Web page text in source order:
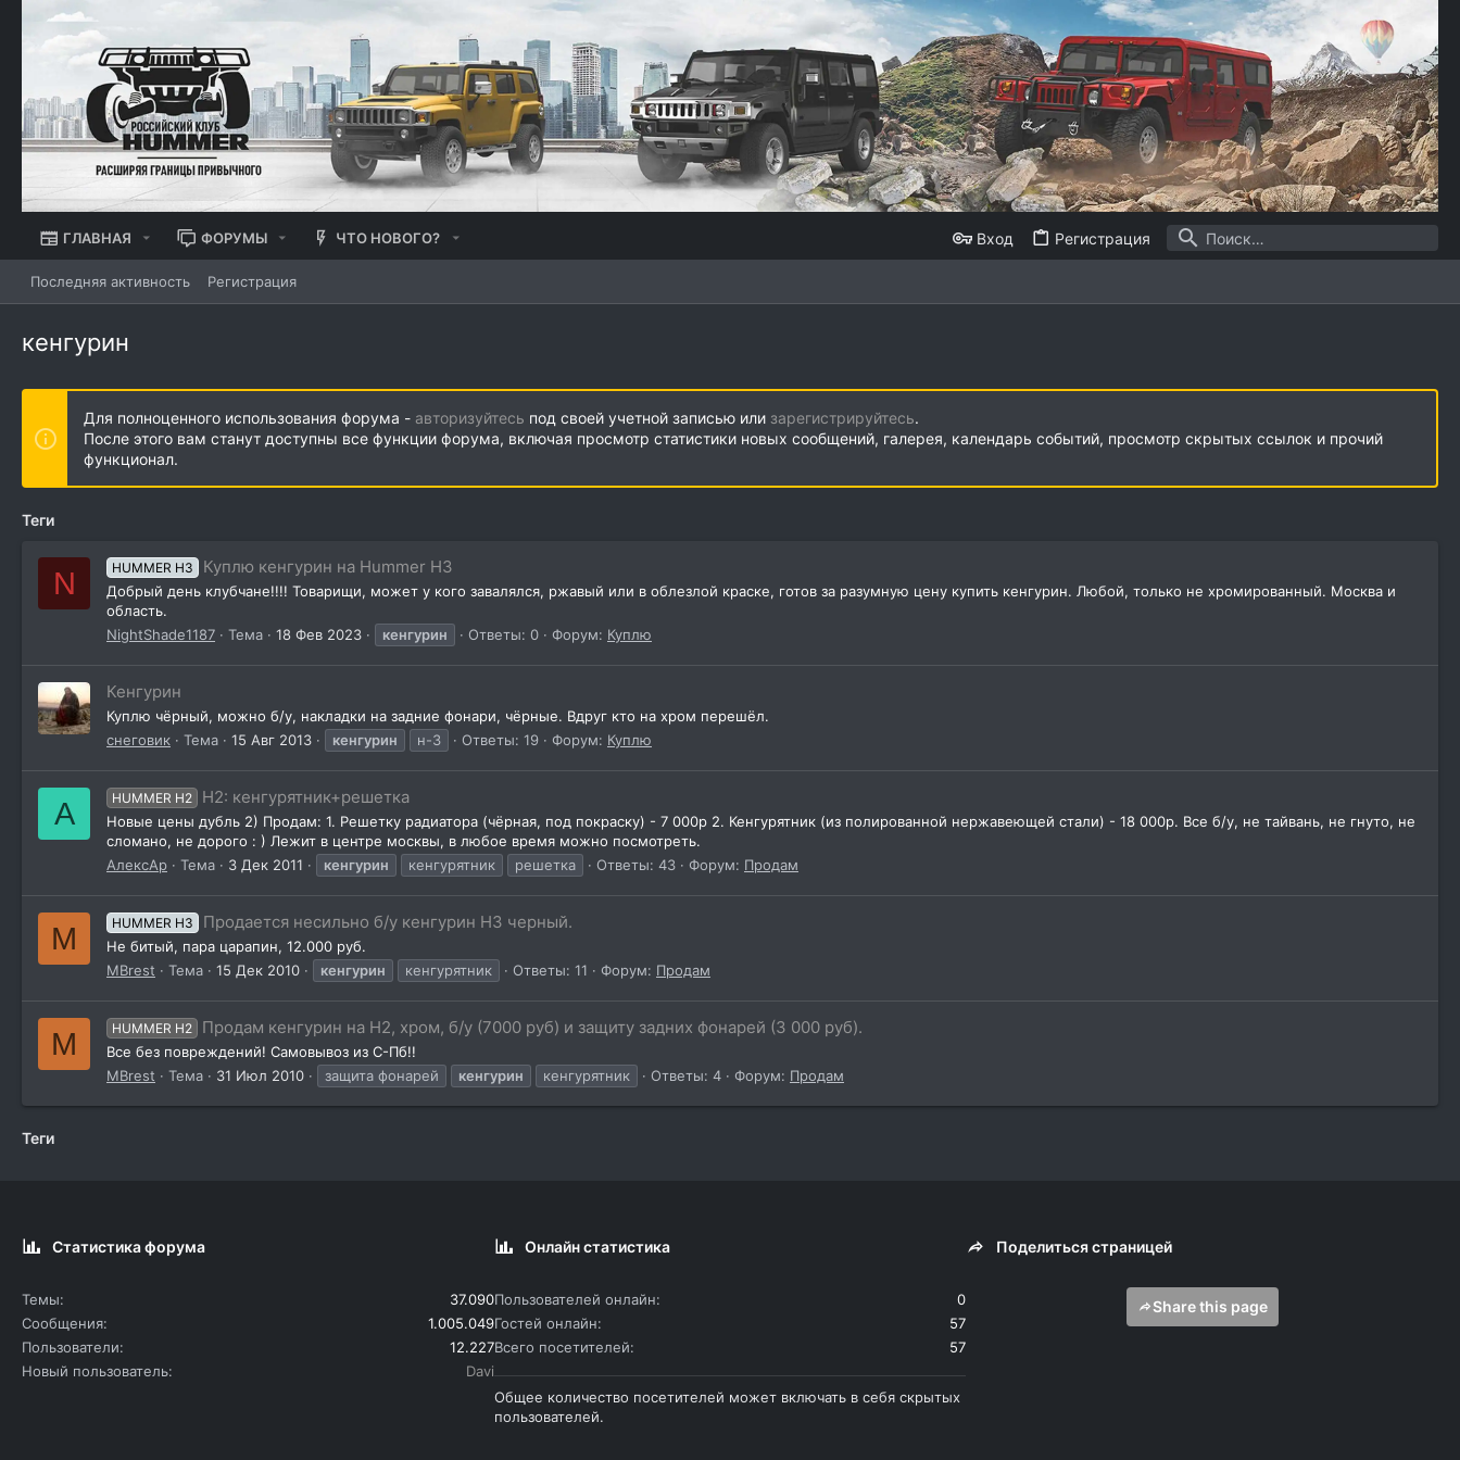
ГЛАВНАЯ ФОРУМЫ ЧТО НОВОГО? Вход Регистрация
Последняя активность Регистрация
кенгурин
Для полноценного использования форума - авторизуйтесь под своей учетной записью или зарегистрируйтесь.
После этого вам станут доступны все функции форума, включая просмотр статистики новых сообщений, галерея, календарь событий, просмотр скрытых ссылок и прочий
функционал.
Теги
N HUMMER H3 Куплю кенгурин на Hummer H3
Добрый день клубчане!!!! Товарищи, может у кого завалялся, ржавый или в облезлой краске, готов за разумную цену купить кенгурин. Любой, только не хромированный. Москва и
область.
NightShade1187
Тема 18 Фев 2023 кенгурин Ответы: 0 Форум: Куплю
Кенгурин
Куплю чёрный, можно б/у, накладки на задние фонари, чёрные. Вдруг кто на хром перешёл.
снеговик
Тема 15 Авг 2013 кенгурин н-3 Ответы: 19 Форум: Куплю
А HUMMER H2 H2: кенгурятник+решетка
Новые цены дубль 2) Продам: 1. Решетку радиатора (чёрная, под покраску) - 7 000р 2. Кенгурятник (из полированной нержавеющей стали) - 18 000р. Все б/у, не тайвань, не гнуто, не
сломано, не дорого : ) Лежит в центре москвы, в любое время можно посмотреть.
АлексАр
Тема 3 Дек 2011 кенгурин кенгурятник решетка Ответы: 43 Форум: Продам
M HUMMER H3 Продается несильно б/у кенгурин Н3 черный.
Не битый, пара царапин, 12.000 руб.
MBrest
Тема 15 Дек 2010 кенгурин кенгурятник Ответы: 11 Форум: Продам
M HUMMER H2 Продам кенгурин на Н2, хром, б/у (7000 руб) и защиту задних фонарей (3 000 руб).
Все без повреждений! Самовывоз из С-Пб!!
MBrest
Тема 31 Июл 2010 защита фонарей кенгурин кенгурятник Ответы: 4 Форум: Продам
Теги
Статистика форума
Темы
37.090
Сообщения
1.005.049
Пользователи
12.227
Новый пользователь
Davi
Онлайн статистика
Пользователей онлайн
0
Гостей онлайн
57
Всего посетителей
57
Общее количество посетителей может включать в себя скрытых
пользователей.
Поделиться страницей
Share this page